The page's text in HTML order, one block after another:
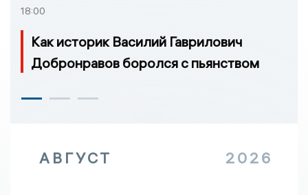
18:00
Как историк Василий Гаврилович
Добронравов боролся с пьянством
АВГУСТ 2026